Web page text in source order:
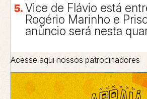
Vice de Flávio está
Rogério Marinho e
anúncio será nesta
Acesse aqui nossos patrocinadores